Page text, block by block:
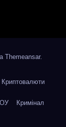
Themeansar.
Криптовалюти
Кримінал